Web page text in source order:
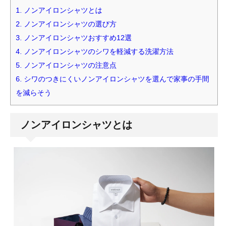
1. ノンアイロンシャツとは
2. ノンアイロンシャツの選び方
3. ノンアイロンシャツおすすめ12選
4. ノンアイロンシャツのシワを軽減する洗濯方法
5. ノンアイロンシャツの注意点
6. シワのつきにくいノンアイロンシャツを選んで家事の手間
を減らそう
ノンアイロンシャツとは